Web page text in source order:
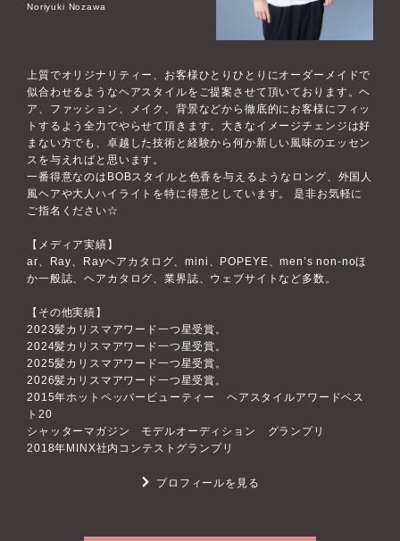
Noriyuki Nozawa
上質でオリジナリティー、お客様ひとりひとりにオーダーメイドで
似合わせるようなヘアスタイルをご提案させて頂いております。ヘ
ア、ファッション、メイク、背景などから徹底的にお客様にフィッ
トするよう全力でやらせて頂きます。大きなイメージチェンジは好
まない方でも、卓越した技術と経験から何か新しい風味のエッセン
スを与えればと思います。
一番得意なのはBOBスタイルと色香を与えるようなロング、外国人
風ヘアや大人ハイライトを特に得意としています。 是非お気軽に
ご指名ください☆
【メディア実績】
ar、Ray、Rayヘアカタログ、mini、POPEYE、men’s non-noほ
か一般誌、ヘアカタログ、業界誌、ウェブサイトなど多数。
【その他実績】
2023髪カリスマアワード一つ星受賞。
2024髪カリスマアワード一つ星受賞。
2025髪カリスマアワード一つ星受賞。
2026髪カリスマアワード一つ星受賞。
2015年ホットペッパービューティー ヘアスタイルアワードベス
ト20
シャッターマガジン モデルオーディション グランプリ
2018年MINX社内コンテストグランプリ
プロフィールを見る